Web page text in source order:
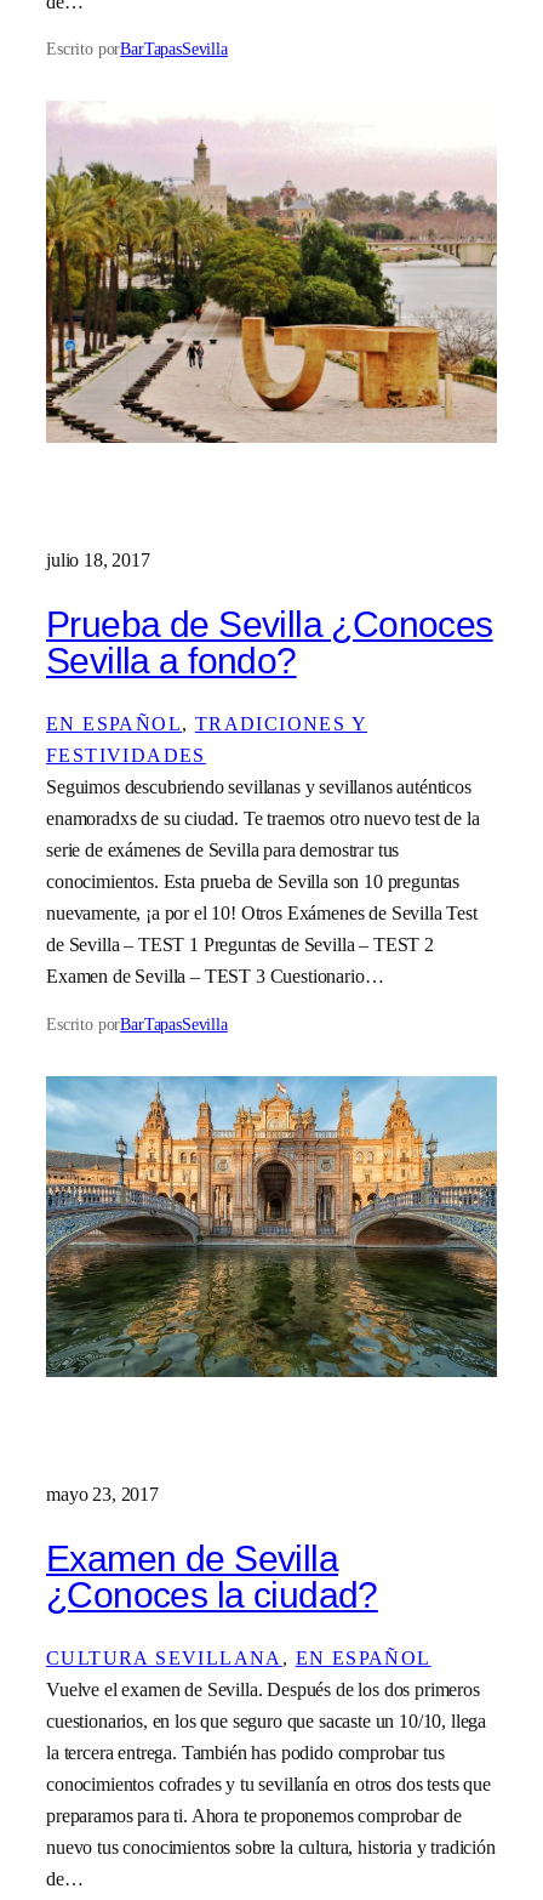
Escrito porBarTapasSevilla
julio 18, 2017
Prueba de Sevilla ¿Conoces
Sevilla a fondo?
EN ESPAÑOL, TRADICIONES Y
FESTIVIDADES
Seguimos descubriendo sevillanas y sevillanos auténticos
enamoradxs de su ciudad. Te traemos otro nuevo test de la
serie de exámenes de Sevilla para demostrar tus
conocimientos. Esta prueba de Sevilla son 10 preguntas
nuevamente, ¡a por el 10! Otros Exámenes de Sevilla Test
de Sevilla – TEST 1 Preguntas de Sevilla – TEST 2
Examen de Sevilla – TEST 3 Cuestionario…
Escrito porBarTapasSevilla
mayo 23, 2017
Examen de Sevilla
¿Conoces la ciudad?
CULTURA SEVILLANA, EN ESPAÑOL
Vuelve el examen de Sevilla. Después de los dos primeros
cuestionarios, en los que seguro que sacaste un 10/10, llega
la tercera entrega. También has podido comprobar tus
conocimientos cofrades y tu sevillanía en otros dos tests que
preparamos para ti. Ahora te proponemos comprobar de
nuevo tus conocimientos sobre la cultura, historia y tradición
de…